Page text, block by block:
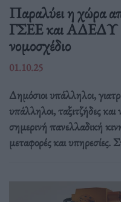
Παραλύει η χώρα
ΓΣΕΕ και ΑΔΕΔΥ
νομοσχέδιο
01.10.25
Δημόσιοι υπάλληλοι,
υπάλληλοι, ταξιτζήδες
σημερινή πανελλαδική
μεταφορές και υπηρεσίες.